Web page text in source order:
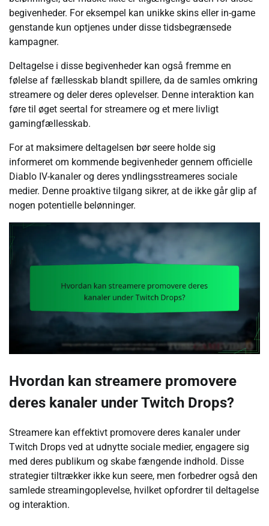
begivenheder. For eksempel kan unikke skins eller in-game
genstande kun optjenes under disse tidsbegrænsede
kampagner.
Deltagelse i disse begivenheder kan også fremme en
følelse af fællesskab blandt spillere, da de samles omkring
streamere og deler deres oplevelser. Denne interaktion kan
føre til øget seertal for streamere og et mere livligt
gamingfællesskab.
For at maksimere deltagelsen bør seere holde sig
informeret om kommende begivenheder gennem officielle
Diablo IV-kanaler og deres yndlingsstreameres sociale
medier. Denne proaktive tilgang sikrer, at de ikke går glip af
nogen potentielle belønninger.
Hvordan kan streamere promovere
deres kanaler under Twitch Drops?
Streamere kan effektivt promovere deres kanaler under
Twitch Drops ved at udnytte sociale medier, engagere sig
med deres publikum og skabe fængende indhold. Disse
strategier tiltrækker ikke kun seere, men forbedrer også den
samlede streamingoplevelse, hvilket opfordrer til deltagelse
og interaktion.